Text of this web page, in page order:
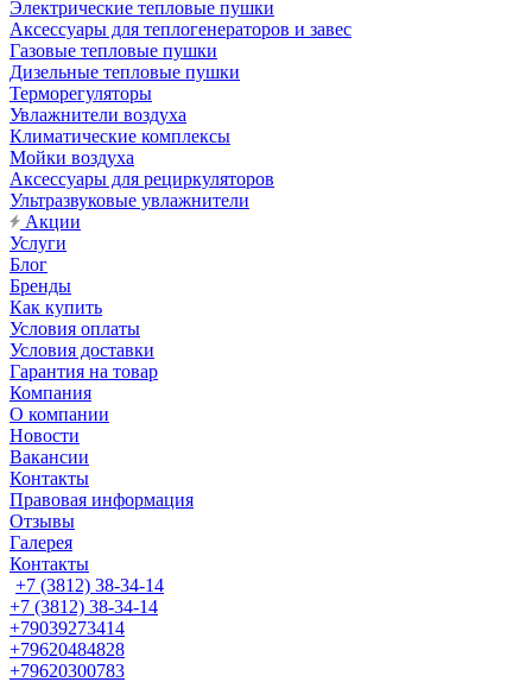
Электрические тепловые пушки
Аксессуары для теплогенераторов и завес
Газовые тепловые пушки
Дизельные тепловые пушки
Терморегуляторы
Увлажнители воздуха
Климатические комплексы
Мойки воздуха
Аксессуары для рециркуляторов
Ультразвуковые увлажнители
Акции
Услуги
Блог
Бренды
Как купить
Условия оплаты
Условия доставки
Гарантия на товар
Компания
О компании
Новости
Вакансии
Контакты
Правовая информация
Отзывы
Галерея
Контакты
+7 (3812) 38-34-14
+7 (3812) 38-34-14
+79039273414
+79620484828
+79620300783